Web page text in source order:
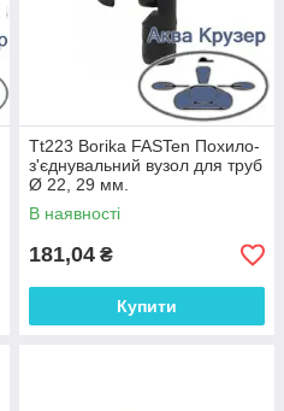
Tt223 Borika FASTen Похило-
з'єднувальний вузол для труб
Ø 22, 29 мм.
В наявності
181,04 ₴
Купити